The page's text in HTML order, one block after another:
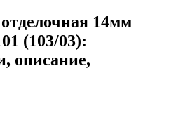
14мм
(103/03):
описание,